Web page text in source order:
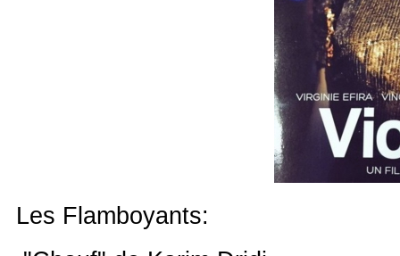
Les Flamboyants: